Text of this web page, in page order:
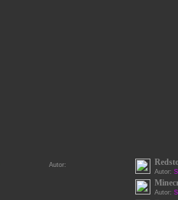
Autor:
Autor:
Autor: